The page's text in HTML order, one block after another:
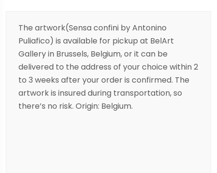
The artwork(Sensa confini by Antonino
Puliafico) is available for pickup at BelArt
Gallery in Brussels, Belgium, or it can be
delivered to the address of your choice within 2
to 3 weeks after your order is confirmed. The
artwork is insured during transportation, so
there’s no risk. Origin: Belgium.